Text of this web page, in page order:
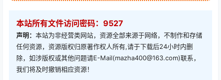
本站所有文件访问密码：9527
声明： 本站为非经营类网站，资源全部来源于网络，不制作和存储
任何资源，资源版权归原著作权人所有,请于下载后24小时内删
除，如涉版权或其他问题请E-Mail(mazha400@163.com)联系，
我们将及时撤销相应资源！